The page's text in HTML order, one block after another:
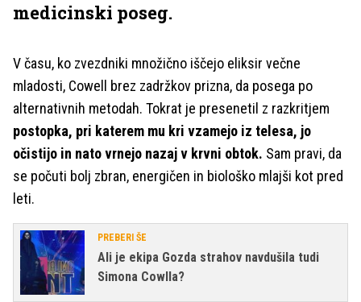
medicinski poseg.
V času, ko zvezdniki množično iščejo eliksir večne
mladosti, Cowell brez zadržkov prizna, da posega po
alternativnih metodah. Tokrat je presenetil z razkritjem
postopka, pri katerem mu kri vzamejo iz telesa, jo
očistijo in nato vrnejo nazaj v krvni obtok. Sam pravi, da
se počuti bolj zbran, energičen in biološko mlajši kot pred
leti.
PREBERI ŠE
Ali je ekipa Gozda strahov navdušila tudi
Simona Cowlla?